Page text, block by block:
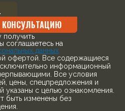
получить
соглашаетесь на
данных
офертой. Все содержащиеся
информационный
Все условия
цены, спецпредложения и
указаны с целью ознакомления.
быть изменены без